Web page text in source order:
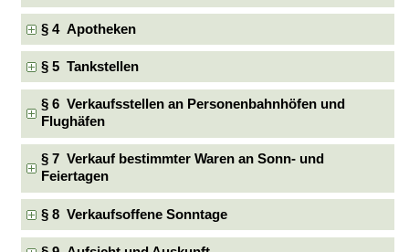
§ 4 Apotheken
§ 5 Tankstellen
§ 6 Verkaufsstellen an Personenbahnhöfen und
Flughäfen
§ 7 Verkauf bestimmter Waren an Sonn- und
Feiertagen
§ 8 Verkaufsoffene Sonntage